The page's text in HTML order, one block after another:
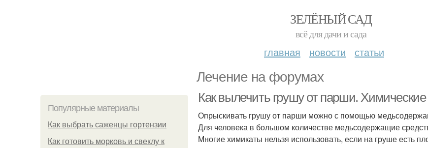
ЗЕЛЁНЫЙ САД
всё для дачи и сада
главная новости статьи
Лечение на форумах
Популярные материалы
Как выбрать саженцы гортензии
Как готовить морковь и свеклу к
Как вылечить грушу от парши.
Опрыскивать грушу от парши можно с помощью
Для человека в большом количестве медьсодержащие
Многие химикаты нельзя использовать, если на груше есть